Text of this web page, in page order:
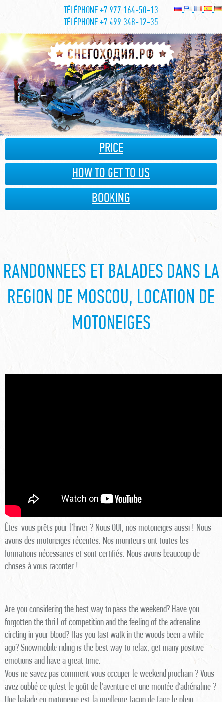
TÉLÉPHONE +7 977 164-50-13
TÉLÉPHONE +7 499 348-12-35
PRICE
HOW TO GET TO US
BOOKING
RANDONNEES ET BALADES DANS LA
REGION DE MOSCOU, LOCATION DE
MOTONEIGES
Êtes-vous prêts pour l’hiver ? Nous OUI, nos motoneiges aussi ! Nous
avons des motoneiges récentes. Nos moniteurs ont toutes les
formations nécessaires et sont certifiés. Nous avons beaucoup de
choses à vous raconter !
Are you considering the best way to pass the weekend? Have you
forgotten the thrill of competition and the feeling of the adrenaline
circling in your blood? Has you last walk in the woods been a while
ago? Snowmobile riding is the best way to relax, get many positive
emotions and have a great time.
Vous ne savez pas comment vous occuper le weekend prochain ? Vous
avez oublié ce qu’est le goût de l’aventure et une montée d’adrénaline ?
Une balade en motoneige est la meilleure façon de faire le plein